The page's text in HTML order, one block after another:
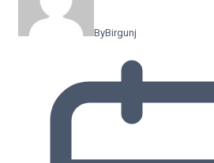
ByBirgunj